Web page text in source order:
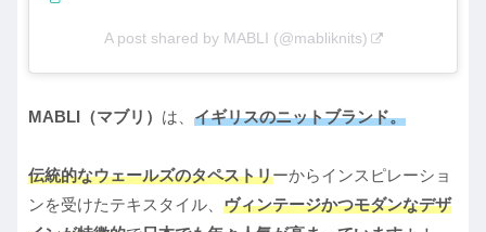
A post shared by MABLI (@mabliknits)
MABLI（マブリ） は、 イギリスのニットブランド。
伝統的なウェールズのタペストリーからインスピレーショ
ンを受けたテキスタイル、 ヴィンテージかつモダンなデザ